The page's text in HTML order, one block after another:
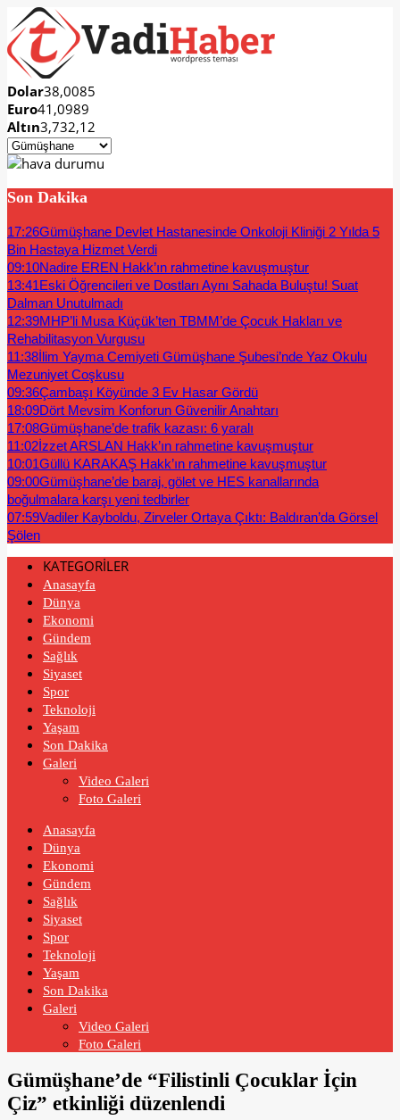
Dolar38,0085
Euro41,0989
Altın3,732,12
Son Dakika
17:26Gümüşhane Devlet Hastanesinde Onkoloji Kliniği 2 Yılda 5
Bin Hastaya Hizmet Verdi
09:10Nadire EREN Hakk’ın rahmetine kavuşmuştur
13:41Eski Öğrencileri ve Dostları Aynı Sahada Buluştu! Suat
Dalman Unutulmadı
12:39MHP’li Musa Küçük’ten TBMM’de Çocuk Hakları ve
Rehabilitasyon Vurgusu
11:38İlim Yayma Cemiyeti Gümüşhane Şubesi’nde Yaz Okulu
Mezuniyet Coşkusu
09:36Çambaşı Köyünde 3 Ev Hasar Gördü
18:09Dört Mevsim Konforun Güvenilir Anahtarı
17:08Gümüşhane’de trafik kazası: 6 yaralı
11:02İzzet ARSLAN Hakk’ın rahmetine kavuşmuştur
10:01Güllü KARAKAŞ Hakk’ın rahmetine kavuşmuştur
09:00Gümüşhane’de baraj, gölet ve HES kanallarında
boğulmalara karşı yeni tedbirler
07:59Vadiler Kayboldu, Zirveler Ortaya Çıktı: Baldıran’da Görsel
Şölen
KATEGORİLER
Anasayfa
Dünya
Ekonomi
Gündem
Sağlık
Siyaset
Spor
Teknoloji
Yaşam
Son Dakika
Galeri
Video Galeri
Foto Galeri
Anasayfa
Dünya
Ekonomi
Gündem
Sağlık
Siyaset
Spor
Teknoloji
Yaşam
Son Dakika
Galeri
Video Galeri
Foto Galeri
Gümüşhane’de “Filistinli Çocuklar İçin
Çiz” etkinliği düzenlendi